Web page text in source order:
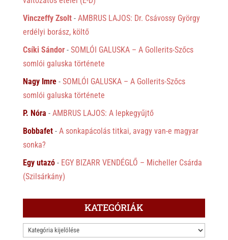
Vinczeffy Zsolt- AMBRUS LAJOS: Dr. Csávossy György
erdélyi borász, költő
Csíki Sándor- SOMLÓI GALUSKA – A Gollerits-Szőcs
somlói galuska története
Nagy Imre- SOMLÓI GALUSKA – A Gollerits-Szőcs
somlói galuska története
P. Nóra - AMBRUS LAJOS: A lepkegyűjtő
Bobbafet- A sonkapácolás titkai, avagy van-e magyar
sonka?
Egy utazó- EGY BIZARR VENDÉGLŐ – Micheller Csárda
(Szilsárkány)
KATEGÓRIÁK
KATEGÓRIÁK